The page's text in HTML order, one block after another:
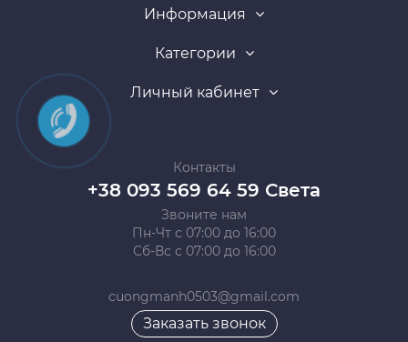
Информация
Категории
Личный кабинет
Контакты
+38 093 569 64 59 Света
Звоните нам
Пн-Чт с 07:00 до 16:00
Сб-Вс с 07:00 до 16:00
cuongmanh0503@gmail.com
Заказать звонок